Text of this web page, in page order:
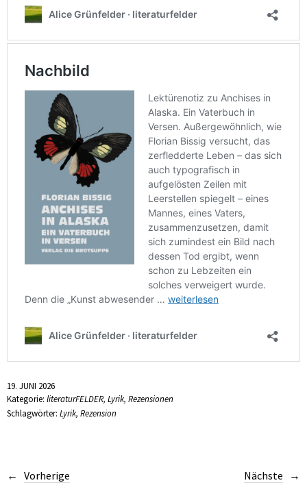
19. JUNI 2026
Kategorie: literaturFELDER, Lyrik, Rezensionen
Schlagwörter: Lyrik, Rezension
Vorherige Nächste